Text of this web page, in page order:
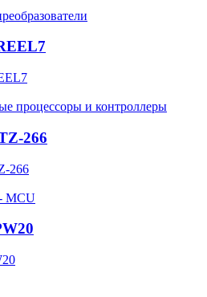
процессоры и контроллеры
266
MCU